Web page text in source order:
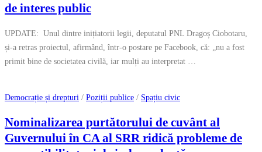
de interes public
UPDATE: Unul dintre inițiatorii legii, deputatul PNL Dragoș Ciobotaru,
și-a retras proiectul, afirmând, într-o postare pe Facebook, că: „nu a fost
primit bine de societatea civilă, iar mulți au interpretat …
Democrație și drepturi / Poziții publice / Spațiu civic
Nominalizarea purtătorului de cuvânt al
Guvernului în CA al SRR ridică probleme de